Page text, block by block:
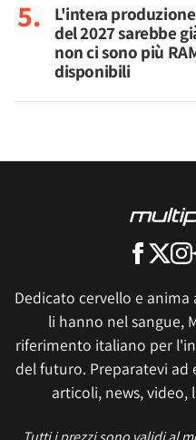
L'intera
del 2027 sarebbe
non ci sono più
disponibili
Dedicato cervello e
li hanno nel sangue,
riferimento italiano per
del futuro. Preparatevi ad
articoli, news, video,